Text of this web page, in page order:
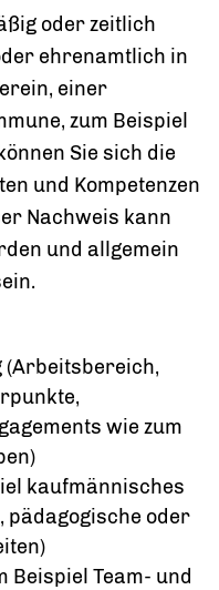
oder zeitlich
ehrenamtlich in
einer
zum Beispiel
Sie sich die
und Kompetenzen
Nachweis kann
und allgemein
wie zum
kaufmännisches
pädagogische oder
Beispiel Team- und